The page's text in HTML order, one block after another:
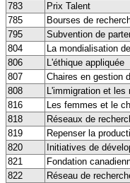
783
Prix Talent
785
Bourses de
795
Subvention de
804
La mondialisation
806
L'éthique appliquée
807
Chaires en gestion
808
L'immigration et les
816
Les femmes et le
818
Réseaux de
819
Repenser la
820
Initiatives de
821
Fondation
822
Réseau de